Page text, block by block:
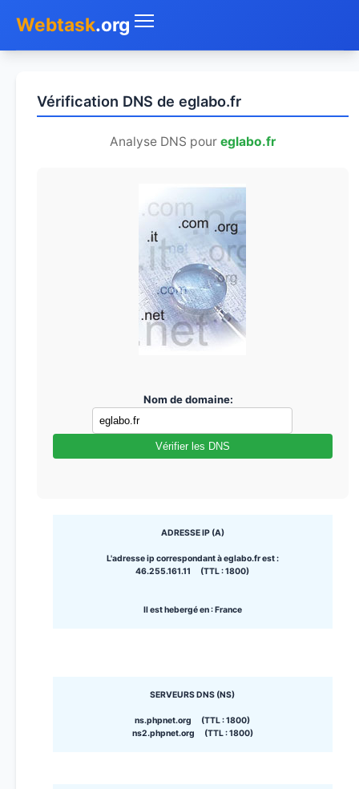
Webtask.org
Whois
Vérification DNS de eglabo.fr
Analyse DNS pour eglabo.fr
Nom de domaine:
Vérifier les DNS
ADRESSE IP (A)
L'adresse ip correspondant à eglabo.fr est :
46.255.161.11 (TTL : 1800)
Il est hebergé en : France
SERVEURS DNS (NS)
ns.phpnet.org (TTL : 1800)
ns2.phpnet.org (TTL : 1800)